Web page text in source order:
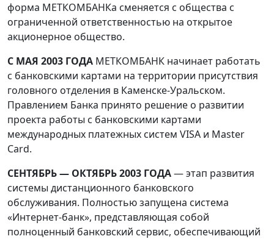
форма МЕТКОМБАНКа сменяется с общества с
ограниченной ответственностью на открытое
акционерное общество.
С МАЯ 2003 ГОДА МЕТКОМБАНК начинает работать
с банковскими картами на территории присутствия
головного отделения в Каменске-Уральском.
Правлением Банка принято решение о развитии
проекта работы с банковскими картами
международных платежных систем VISA и Master
Card.
СЕНТЯБРЬ — ОКТЯБРЬ 2003 ГОДА— этап развития
системы дистанционного банковского
обслуживания. Полностью запущена система
«Интернет-банк», представляющая собой
полноценный банковский сервис, обеспечивающий